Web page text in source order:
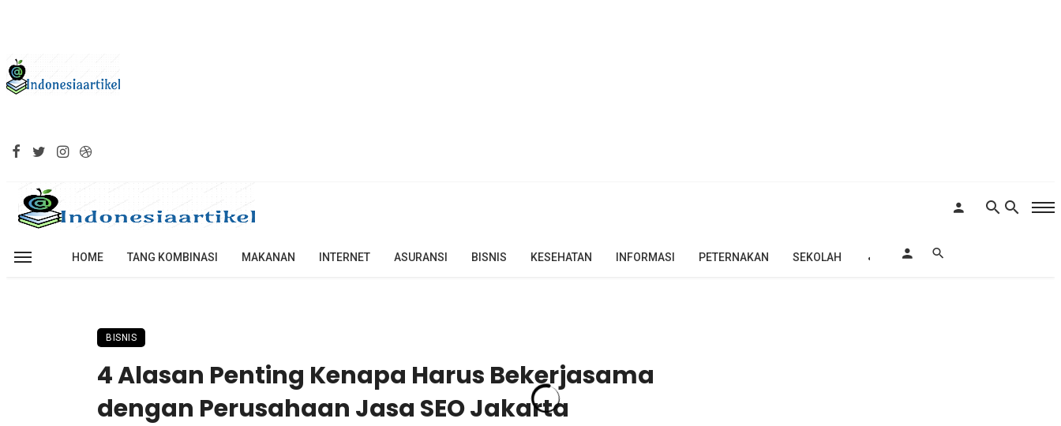
HOME TANG KOMBINASI MAKANAN INTERNET ASURANSI BISNIS KESEHATAN INFORMASI PETERNAKAN SEKOLAH
BISNIS
4 Alasan Penting Kenapa Harus Bekerjasama
dengan Perusahaan Jasa SEO Jakarta